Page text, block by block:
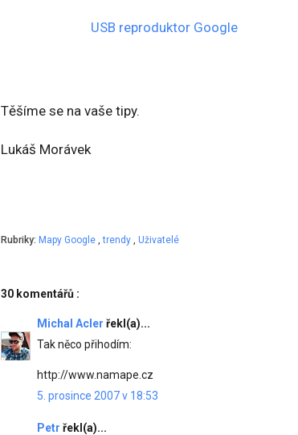
USB reproduktor Google
Těšíme se na vaše tipy.
Lukáš Morávek
Rubriky: Mapy Google ,trendy , Uživatelé
30 komentářů :
Michal Acler řekl(a)...
Tak něco přihodím:
http://www.namape.cz
5. prosince 2007 v 18:53
Petr řekl(a)...